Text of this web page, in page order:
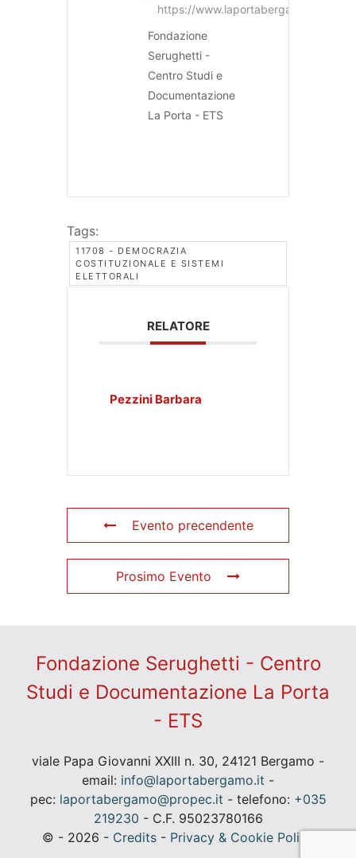
https://www.laportabergamo.it
Fondazione
Serughetti -
Centro Studi e
Documentazione
La Porta - ETS
Tags:
11708 - DEMOCRAZIA
COSTITUZIONALE E SISTEMI
ELETTORALI
RELATORE
Pezzini Barbara
Evento precendente
Prosimo Evento
Fondazione Serughetti - Centro
Studi e Documentazione La Porta
- ETS
viale Papa Giovanni XXIII n. 30, 24121 Bergamo -
email: info@laportabergamo.it -
pec: laportabergamo@propec.it - telefono: +035
219230 - C.F. 95023780166
© - 2026 - Credits - Privacy & Cookie Policy